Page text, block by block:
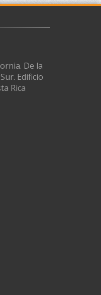
De la
Edificio
Rica